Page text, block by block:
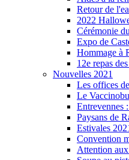
Retour de
2022
Cérémonie
Expo de
Hommage à
12e repas
Nouvelles 2021
Les offices
Le
Entrevennes
Paysans de
Estivales
Convention
Attention